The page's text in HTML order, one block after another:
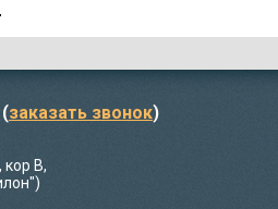
(заказать звонок)
кор В,